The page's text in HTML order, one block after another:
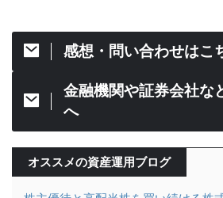
感想・問い合わせはこ
金融機関や証券会社な
へ
オススメの資産運用ブログ